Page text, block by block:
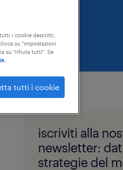
iscriviti alla
newsletter:
strategie del
i cookie descritti,
su "impostazioni
su "rifiuta tutti". Se
tutti i cookie